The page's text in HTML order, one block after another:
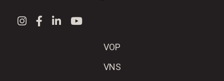
VOP
VNS